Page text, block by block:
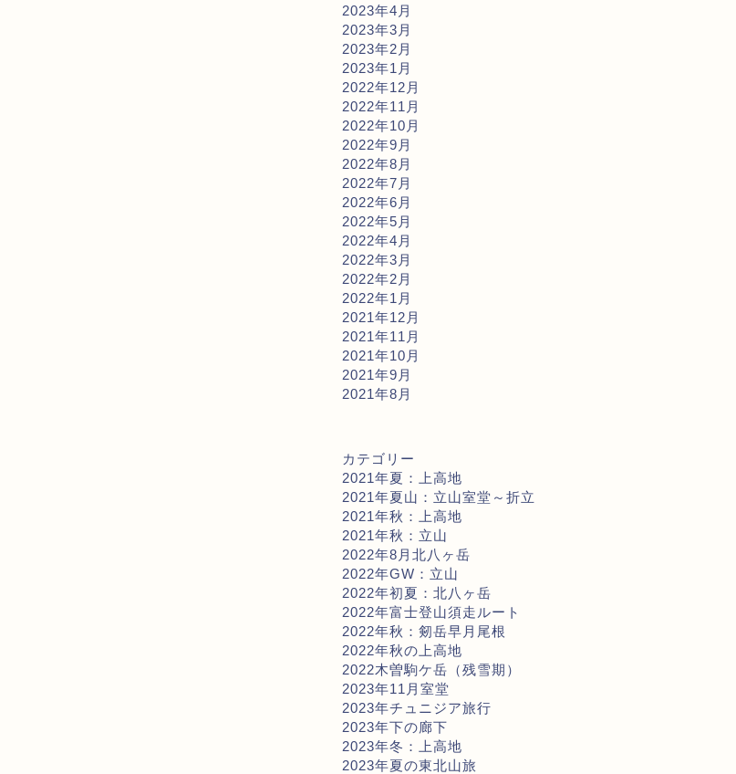
2023年4月
2023年3月
2023年2月
2023年1月
2022年12月
2022年11月
2022年10月
2022年9月
2022年8月
2022年7月
2022年6月
2022年5月
2022年4月
2022年3月
2022年2月
2022年1月
2021年12月
2021年11月
2021年10月
2021年9月
2021年8月
カテゴリー
2021年夏：上高地
2021年夏山：立山室堂～折立
2021年秋：上高地
2021年秋：立山
2022年8月北八ヶ岳
2022年GW：立山
2022年初夏：北八ヶ岳
2022年富士登山須走ルート
2022年秋：剱岳早月尾根
2022年秋の上高地
2022木曽駒ケ岳（残雪期）
2023年11月室堂
2023年チュニジア旅行
2023年下の廊下
2023年冬：上高地
2023年夏の東北山旅